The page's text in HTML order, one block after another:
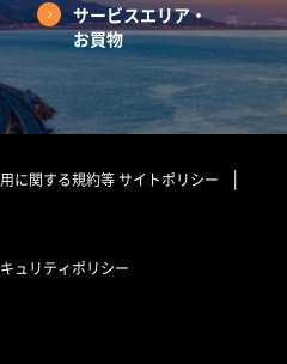
サービスエリア・
お買物
に関する規約等サイトポリシー
ュリティポリシー